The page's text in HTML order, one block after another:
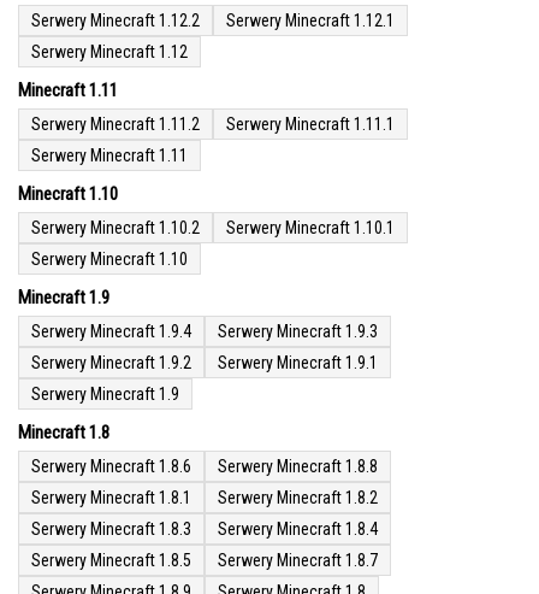
Serwery Minecraft 1.12.2
Serwery Minecraft 1.12.1
Serwery Minecraft 1.12
Minecraft 1.11
Serwery Minecraft 1.11.2
Serwery Minecraft 1.11.1
Serwery Minecraft 1.11
Minecraft 1.10
Serwery Minecraft 1.10.2
Serwery Minecraft 1.10.1
Serwery Minecraft 1.10
Minecraft 1.9
Serwery Minecraft 1.9.4
Serwery Minecraft 1.9.3
Serwery Minecraft 1.9.2
Serwery Minecraft 1.9.1
Serwery Minecraft 1.9
Minecraft 1.8
Serwery Minecraft 1.8.6
Serwery Minecraft 1.8.8
Serwery Minecraft 1.8.1
Serwery Minecraft 1.8.2
Serwery Minecraft 1.8.3
Serwery Minecraft 1.8.4
Serwery Minecraft 1.8.5
Serwery Minecraft 1.8.7